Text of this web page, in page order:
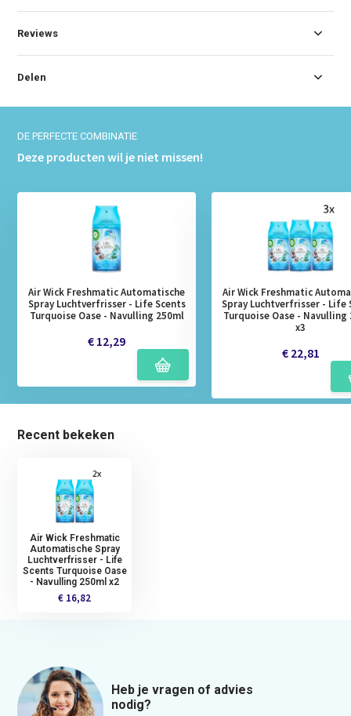
Reviews
Delen
DE PERFECTE COMBINATIE
Deze producten wil je niet missen!
Air Wick Freshmatic Automatische
Spray Luchtverfrisser - Life Scents
Turquoise Oase - Navulling 250ml
€ 12,29
Air Wick Freshmatic
Spray Luchtverfrisser - Life
Turquoise Oase - Navulling
x3
€ 22,81
Recent bekeken
Air Wick Freshmatic
Automatische Spray
Luchtverfrisser - Life
Scents Turquoise Oase
- Navulling 250ml x2
€ 16,82
Heb je vragen of advies
nodig?